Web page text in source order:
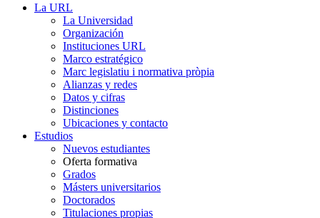
La URL
La Universidad
Organización
Instituciones URL
Marco estratégico
Marc legislatiu i normativa pròpia
Alianzas y redes
Datos y cifras
Distinciones
Ubicaciones y contacto
Estudios
Nuevos estudiantes
Oferta formativa
Grados
Másters universitarios
Doctorados
Titulaciones propias